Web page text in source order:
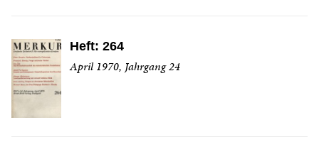
Heft: 264
April 1970, Jahrgang 24